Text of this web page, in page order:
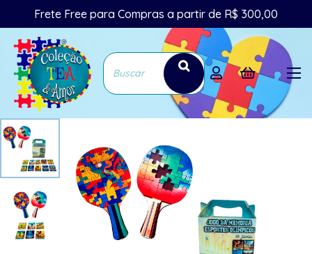
Frete Free para Compras a partir de R$ 300,00